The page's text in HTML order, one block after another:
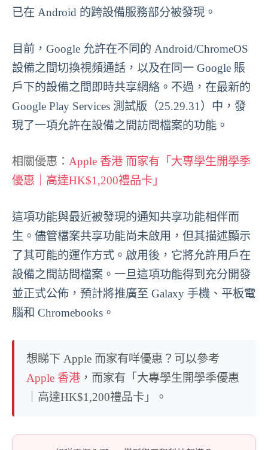
已在 Android 的跨設備服務部分被發現。
目前，Google 允許在不同的 Android/ChromeOS
設備之間切換視頻通話，以及在同一 Google 賬
戶下的設備之間即時共享網絡。不過，在最新的
Google Play Services 測試版（25.29.31）中，發
現了一項允許在設備之間訪問檔案的功能。
相關優惠： Apple 香港 而家有「大專學生開學季
優惠｜高達HK$1,200禮品卡」
這項功能與最近被發現的通知共享功能相伴而
生。儘管檔案共享功能尚未啟用，但其描述顯示
了其可能的運作方式。啟用後，它將允許用戶在
設備之間訪問檔案。一旦這項功能得到充分開發
並正式公佈，預計將推廣至 Galaxy 手機、平板電
腦和 Chromebooks。
想睇下 Apple 而家有咩優惠？可以參考
Apple 香港 ，而家有「大專學生開學季優惠
｜高達HK$1,200禮品卡」。